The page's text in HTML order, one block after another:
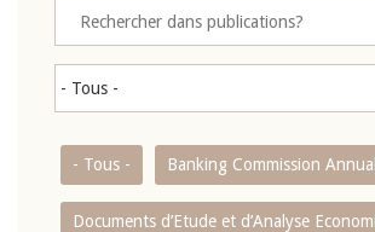
- Tous - Banking Commission
Documents d’Etude et d’Analyse